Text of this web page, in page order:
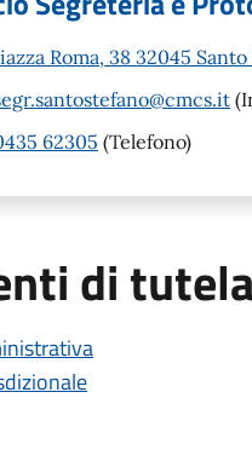
Roma, 38 32045
62305 (Telefono)
di tutela